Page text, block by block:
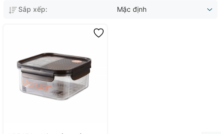
Sắp xếp: Mặc định